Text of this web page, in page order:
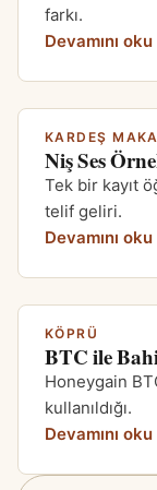
farkı.
Devamını oku
KARDEŞ
Niş Ses
Tek bir kayıt
telif geliri.
Devamını oku
KÖPRÜ
BTC ile
Honeygain
kullanıldığı.
Devamını oku